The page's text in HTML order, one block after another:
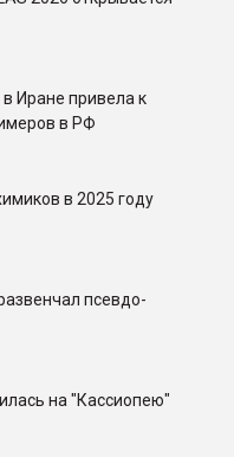
Иране привела к
в РФ
в 2025 году
псевдо-
на "Кассиопею"